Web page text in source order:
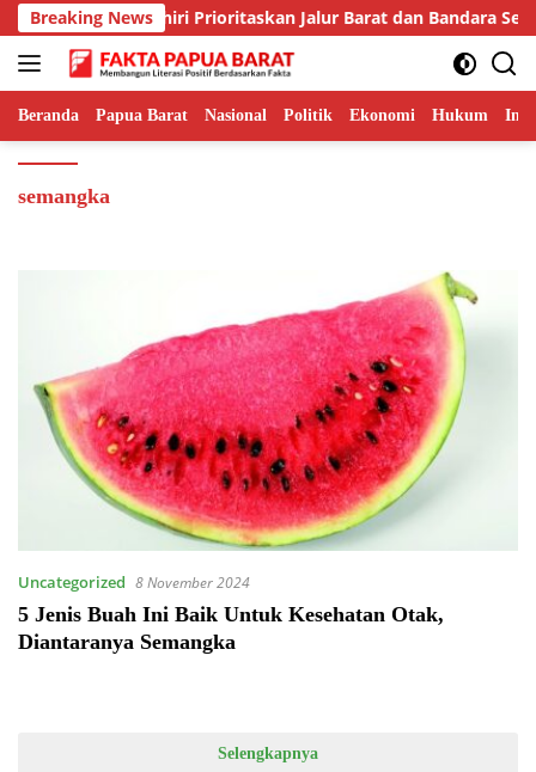
Langsung
ke
konten
Breaking News
Gubernur Fakhiri Prioritaskan Jalur Barat dan Bandara
Beranda Papua Barat Nasional Politik Ekonomi Hukum
semangka
Uncategorized 8 November 2024
5 Jenis Buah Ini Baik Untuk Kesehatan Otak,
Diantaranya Semangka
Selengkapnya